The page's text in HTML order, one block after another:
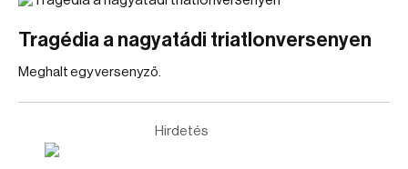
Tragédia a nagyatádi triatlonversenyen
Meghalt egy versenyző.
Hirdetés